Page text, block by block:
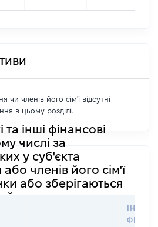
чи членів його сім'ї відсутні
в цьому розділі.
та інші фінансові
числі за
у суб'єкта
членів його сім'ї
або зберігаються